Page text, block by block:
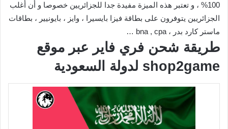
100% ، و تعتبر هذه الميزة مفيدة جدا للجزائريين خصوصا و أن أغلب
الجزائريين يتوفرون على بطاقة فيزا بايسيرا ، وايز ، بايونيير ، بطاقات
ماستر كارد بدر ، bna , cpa …
طريقة شحن فري فاير عبر موقع
shop2game لدولة السعودية